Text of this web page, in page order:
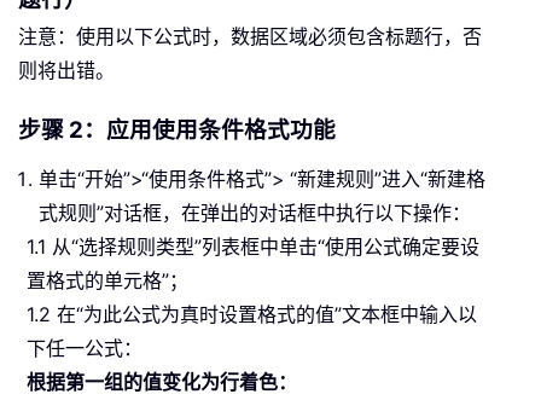
注意：使用以下公式时，数据区域必须包含标题行，否
则将出错。
步骤 2：应用使用条件格式功能
单击“开始”>“使用条件格式”> “新建规则”进入“新建格
式规则”对话框，在弹出的对话框中执行以下操作：
1.1 从“选择规则类型”列表框中单击“使用公式确定要设
置格式的单元格”；
1.2 在“为此公式为真时设置格式的值”文本框中输入以
下任一公式：
根据第一组的值变化为行着色：